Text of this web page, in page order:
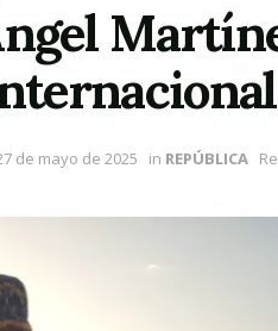
de mayo de 2025 in REPÚBLICA